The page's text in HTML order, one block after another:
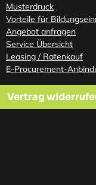
Musterdruck
Vorteile für
Angebot anfragen
Service Übersicht
Leasing / Ratenkauf
E-Procurement-
Vertrag